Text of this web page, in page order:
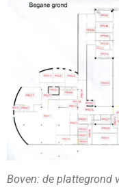
Boven: de plattegrond